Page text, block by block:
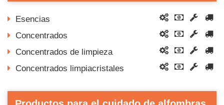
Esencias
Concentrados
Concentrados de limpieza
Concentrados limpiacristales